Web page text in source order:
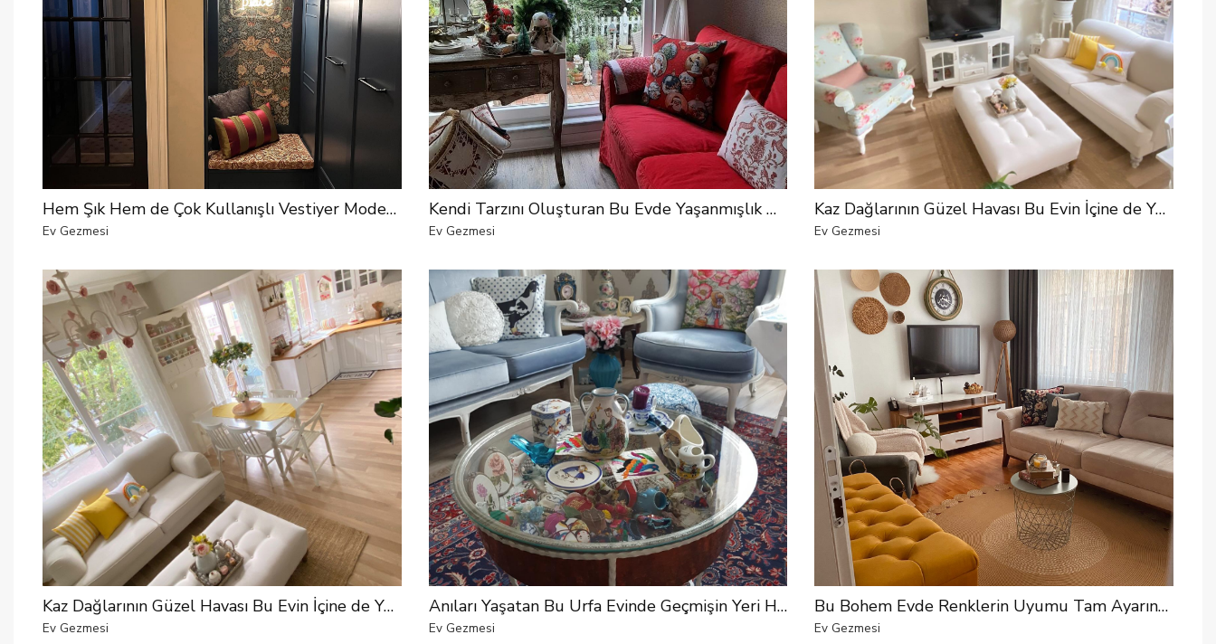
Hem Şık Hem de Çok Kullanışlı Vestiyer Modelleri
Ev Gezmesi
Kendi Tarzını Oluşturan Bu Evde Yaşanmışlık Hissi Sonsuz
Ev Gezmesi
Kaz Dağlarının Güzel Havası Bu Evin İçine de Yansımış
Ev Gezmesi
Kaz Dağlarının Güzel Havası Bu Evin İçine de Yansımış
Ev Gezmesi
Anıları Yaşatan Bu Urfa Evinde Geçmişin Yeri Her Zaman Baş Üstü!
Ev Gezmesi
Bu Bohem Evde Renklerin Uyumu Tam Ayarında
Ev Gezmesi